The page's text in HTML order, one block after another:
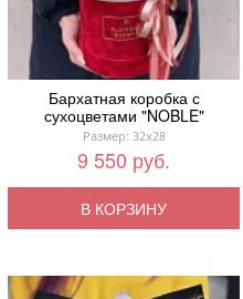
Бархатная коробка с
сухоцветами "NOBLE"
Размер: 32x28
9 550 руб.
В КОРЗИНУ